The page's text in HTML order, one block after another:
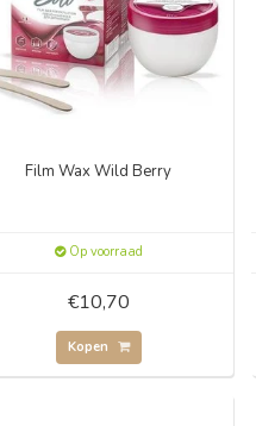
Film Wax Wild Berry
Op voorraad
€10,70
Kopen